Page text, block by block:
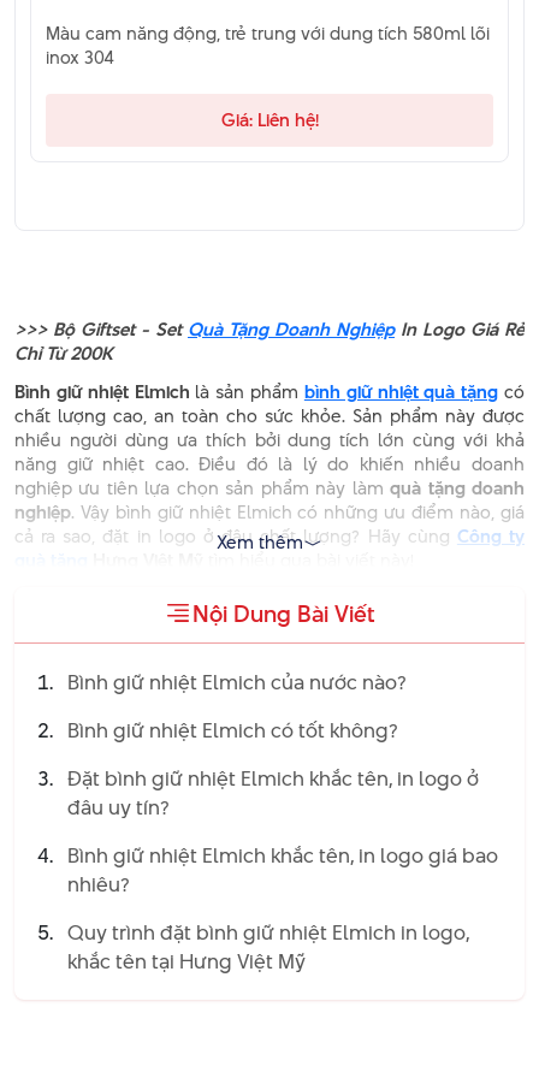
Màu cam năng động, trẻ trung với dung tích 580ml lõi
inox 304
Giá: Liên hệ!
>>> Bộ Giftset - SetQuà Tặng Doanh NghiệpIn Logo Giá Rẻ
Chỉ Từ 200K
Bình giữ nhiệt Elmich là sản phẩm bình giữ nhiệt quà tặng có
chất lượng cao, an toàn cho sức khỏe. Sản phẩm này được
nhiều người dùng ưa thích bởi dung tích lớn cùng với khả
năng giữ nhiệt cao. Điều đó là lý do khiến nhiều doanh
nghiệp ưu tiên lựa chọn sản phẩm này làmquà tặng doanh
nghiệp. Vậy bình giữ nhiệt Elmich có những ưu điểm nào, giá
cả ra sao, đặt in logo ở đâu chất lượng? Hãy cùng Công ty
Bình Giữ Nhiệt Elmich Của
Nước Nào?
Cộng Hòa Séc, một quốc gia ở Châu Âu. Thương hiệu này
thống phân phối rộng rãi tại nhiều quốc gia. Trong đó có thể
kể đến một số quốc gia như: Ba Lan, Hungary, Đức, Áo…
Xem thêm
Nội Dung Bài Viết
Bình giữ nhiệt Elmich của nước nào?
Bình giữ nhiệt Elmich có tốt không?
Đặt bình giữ nhiệt Elmich khắc tên, in logo ở
đâu uy tín?
Bình giữ nhiệt Elmich khắc tên, in logo giá bao
nhiêu?
Quy trình đặt bình giữ nhiệt Elmich in logo,
khắc tên tại Hưng Việt Mỹ